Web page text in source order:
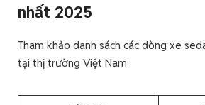
nhất 2025
Tham khảo danh sách các dòng xe
tại thị trường Việt Nam: